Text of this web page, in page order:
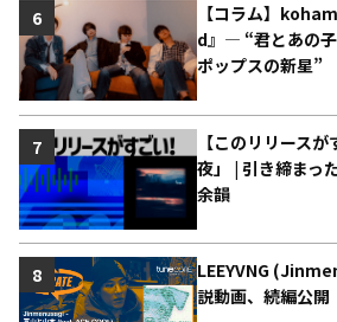
【コラム】
d』― “君とあの
ポップスの新星”
6
【このリリース
夜」 | 引き締まっ
余韻
7
LEEYVNG
説動画、続編公開
8